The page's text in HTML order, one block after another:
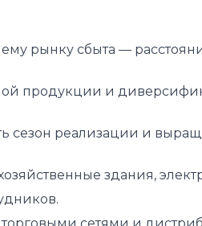
рынку сбыта —
продукции и
сезон реализации и
здания,